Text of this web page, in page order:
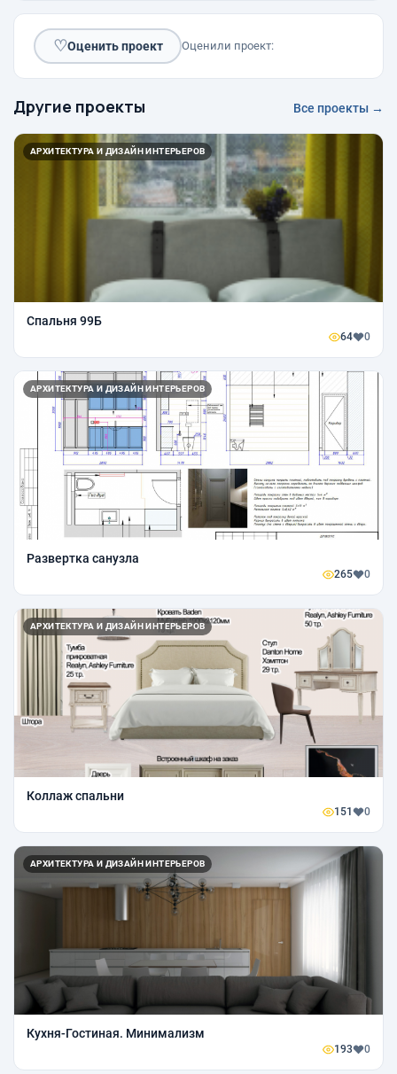
♡Оценить проект Оценили проект:
Другие проекты Все проекты →
АРХИТЕКТУРА И ДИЗАЙН ИНТЕРЬЕРОВ
Спальня 99Б
64 0
АРХИТЕКТУРА И ДИЗАЙН ИНТЕРЬЕРОВ
Развертка санузла
265 0
АРХИТЕКТУРА И ДИЗАЙН ИНТЕРЬЕРОВ
Коллаж спальни
151 0
АРХИТЕКТУРА И ДИЗАЙН ИНТЕРЬЕРОВ
Кухня-Гостиная. Минимализм
193 0